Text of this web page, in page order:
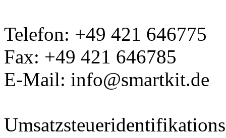
Telefon: +49 421 646775
Fax: +49 421 646785
E-Mail: info@smartkit.de